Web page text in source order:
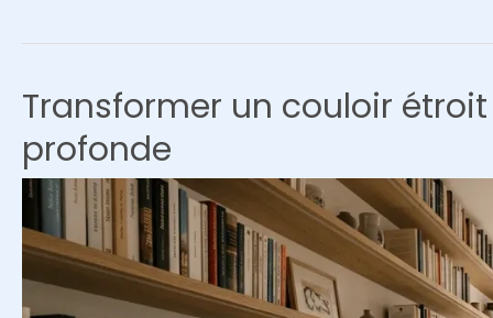
le
sol
pour
baliser
un
couloir
Transformer un couloir
profonde